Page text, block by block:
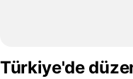
Türkiye'de